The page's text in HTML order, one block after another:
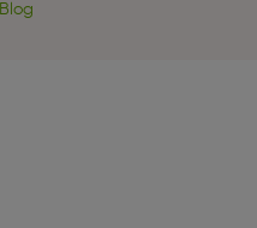
Blog